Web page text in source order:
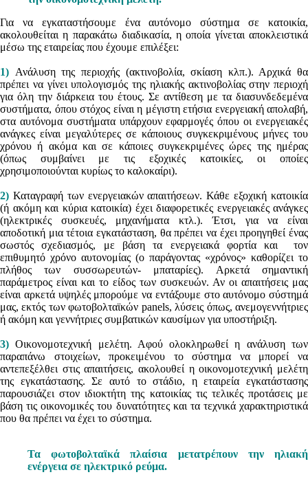
Για να εγκαταστήσουμε ένα αυτόνομο σύστημα σε κατοικία,
ακολουθείται η παρακάτω διαδικασία, η οποία γίνεται αποκλειστικά
μέσω της εταιρείας που έχουμε επιλέξει:
1) Ανάλυση της περιοχής (ακτινοβολία, σκίαση κλπ.). Αρχικά θα
πρέπει να γίνει υπολογισμός της ηλιακής ακτινοβολίας στην περιοχή
για όλη την διάρκεια του έτους. Σε αντίθεση με τα διασυνδεδεμένα
συστήματα, όπου στόχος είναι η μέγιστη ετήσια ενεργειακή απολαβή,
στα αυτόνομα συστήματα υπάρχουν εφαρμογές όπου οι ενεργειακές
ανάγκες είναι μεγαλύτερες σε κάποιους συγκεκριμένους μήνες του
χρόνου ή ακόμα και σε κάποιες συγκεκριμένες ώρες της ημέρας
(όπως συμβαίνει με τις εξοχικές κατοικίες, οι οποίες
χρησιμοποιούνται κυρίως το καλοκαίρι).
2) Καταγραφή των ενεργειακών απαιτήσεων. Κάθε εξοχική κατοικία
(ή ακόμη και κύρια κατοικία) έχει διαφορετικές ενεργειακές ανάγκες
(ηλεκτρικές συσκευές, μηχανήματα κτλ.). Έτσι, για να είναι
αποδοτική μια τέτοια εγκατάσταση, θα πρέπει να έχει προηγηθεί ένας
σωστός σχεδιασμός, με βάση τα ενεργειακά φορτία και τον
επιθυμητό χρόνο αυτονομίας (ο παράγοντας «χρόνος» καθορίζει το
πλήθος των συσσωρευτών- μπαταρίες). Αρκετά σημαντική
παράμετρος είναι και το είδος των συσκευών. Αν οι απαιτήσεις μας
είναι αρκετά υψηλές μπορούμε να εντάξουμε στο αυτόνομο σύστημά
μας, εκτός των φωτοβολταϊκών panels, λύσεις όπως, ανεμογεννήτριες
ή ακόμη και γεννήτριες συμβατικών καυσίμων για υποστήριξη.
3) Οικονομοτεχνική μελέτη. Αφού ολοκληρωθεί η ανάλυση των
παραπάνω στοιχείων, προκειμένου το σύστημα να μπορεί να
αντεπεξέλθει στις απαιτήσεις, ακολουθεί η οικονομοτεχνική μελέτη
της εγκατάστασης. Σε αυτό το στάδιο, η εταιρεία εγκατάστασης
παρουσιάζει στον ιδιοκτήτη της κατοικίας τις τελικές προτάσεις με
βάση τις οικονομικές του δυνατότητες και τα τεχνικά χαρακτηριστικά
που θα πρέπει να έχει το σύστημα.
Τα φωτοβολταϊκά πλαίσια μετατρέπουν την ηλιακή
ενέργεια σε ηλεκτρικό ρεύμα.